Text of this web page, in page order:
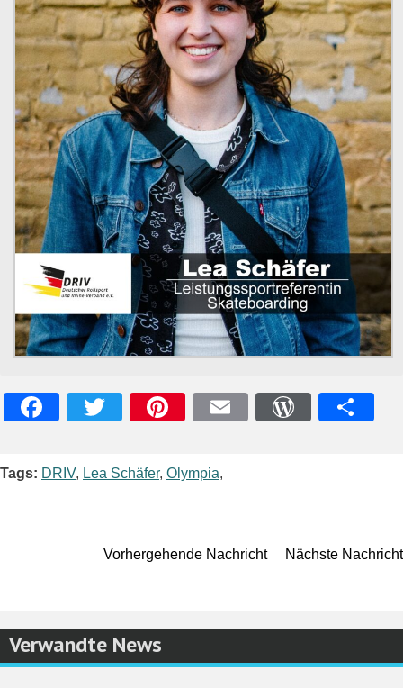
Tags: DRIV, Lea Schäfer, Olympia,
Vorhergehende Nachricht Nächste Nachricht
Verwandte News